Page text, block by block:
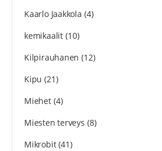
Kaarlo Jaakkola (4)
kemikaalit(10)
Kilpirauhanen (12)
Kipu (21)
Miehet(4)
Miesten terveys (8)
Mikrobit(41)